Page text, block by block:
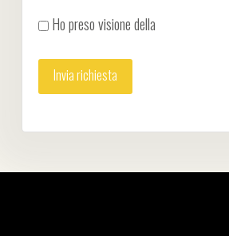
Ho preso visione della